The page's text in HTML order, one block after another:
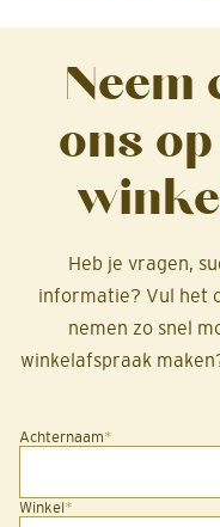
Neem
ons
Heb je vragen,
informatie? Vul het
nemen zo snel
winkelafspraak
Achternaam*
Winkel*